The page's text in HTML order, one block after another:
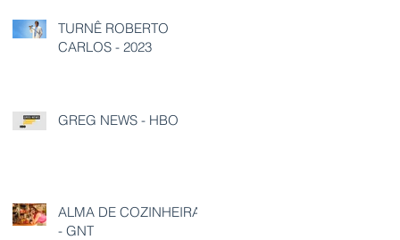
TURNÊ ROBERTO
CARLOS - 2023
GREG NEWS - HBO
ALMA DE COZINHEIRA
- GNT